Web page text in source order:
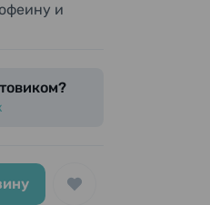
и
влияет на